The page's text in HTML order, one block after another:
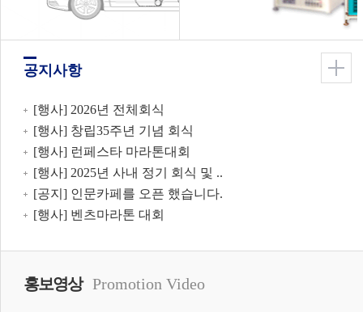
공지사항
[행사] 2026년 전체회식
[행사] 창립35주년 기념 회식
[행사] 런페스타 마라톤대회
[행사] 2025년 사내 정기 회식 및 ..
[공지] 인문카페를 오픈 했습니다.
[행사] 벤츠마라톤 대회
홍보영상 Promotion Video